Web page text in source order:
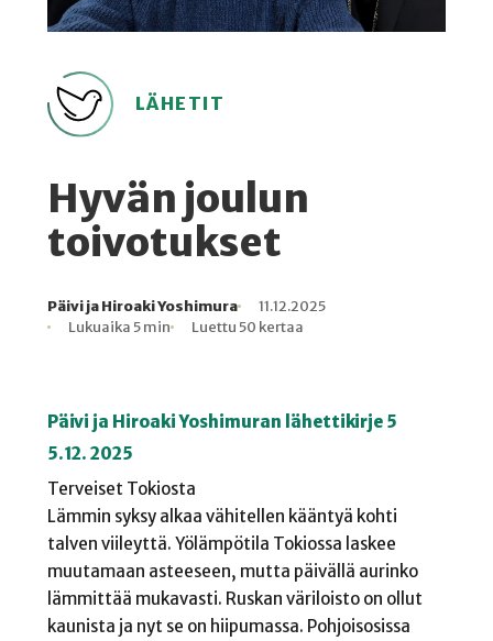
LÄHETIT
Hyvän joulun
toivotukset
Kirjoittaja
Päivi ja Hiroaki Yoshimura
Julkaistu
11.12.2025
Lukuaika
Lukuaika 5 min
Lukukertoja Luettu 50 kertaa
Päivi ja Hiroaki Yoshimuran lähettikirje 5
5.12. 2025
Terveiset Tokiosta
Lämmin syksy alkaa vähitellen kääntyä kohti
talven viileyttä. Yölämpötila Tokiossa laskee
muutamaan asteeseen, mutta päivällä aurinko
lämmittää mukavasti. Ruskan väriloisto on ollut
kaunista ja nyt se on hiipumassa. Pohjoisosissa